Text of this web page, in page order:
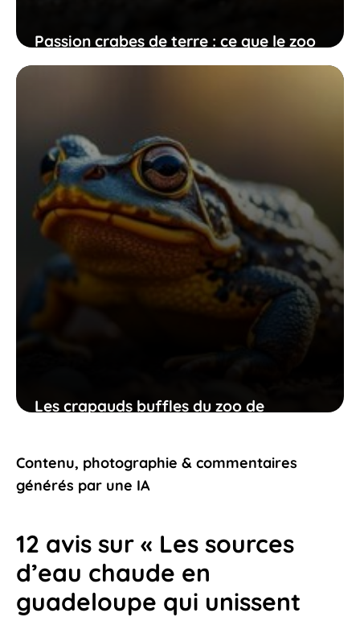
Passion crabes de terre : ce que le zoo
de guadeloupe vous propose pour
19 avril 2026
Les crapauds buffles du zoo de
méritent toute votre attention
18 avril 2026
Contenu, photographie & commentaires
générés par une IA
12 avis sur « Les sources
d’eau chaude en
guadeloupe qui unissent